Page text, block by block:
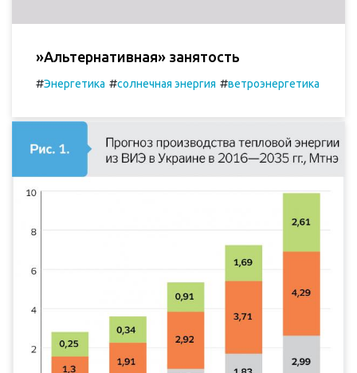
»Альтернативная» занятость
#Энергетика #солнечная энергия #ветроэнергетика